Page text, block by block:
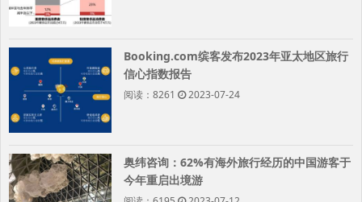
Booking.com缤客发布2023年亚太地区旅行
信心指数报告
阅读：8261 2023-07-24
奥纬咨询：62%有海外旅行经历的中国游客于
今年重启出境游